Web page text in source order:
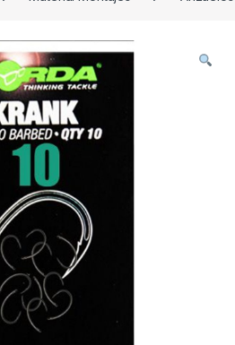
el widget de búsqueda.
de nuevo.
Reintentar
Material Montajes